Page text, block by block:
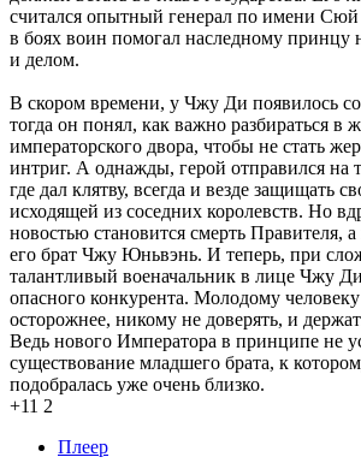
считался опытный генерал по имени
в боях воин помогал наследному принцу
и делом.
В скором времени, у Чжу Ди появилось
тогда он понял, как важно разбираться в
императорского двора, чтобы не стать
интриг. А однажды, герой отправился на
где дал клятву, всегда и везде защищать
исходящей из соседних королевств. Но
новостью становится смерть Правителя,
его брат Чжу Юньвэнь. И теперь, при
талантливый военачальник в лице Чжу
опасного конкурента. Молодому
осторожнее, никому не доверять, и
Ведь нового Императора в принципе не
существование младшего брата, к
подобралась уже очень близко.
+11 2
Плеер